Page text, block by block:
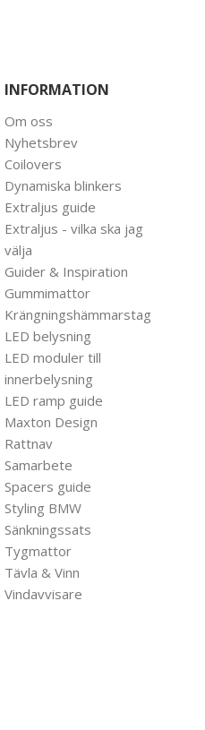
INFORMATION
Om oss
Nyhetsbrev
Coilovers
Dynamiska blinkers
Extraljus guide
Extraljus - vilka ska jag
välja
Guider & Inspiration
Gummimattor
Krängningshämmarstag
LED belysning
LED moduler till
innerbelysning
LED ramp guide
Maxton Design
Rattnav
Samarbete
Spacers guide
Styling BMW
Sänkningssats
Tygmattor
Tävla & Vinn
Vindavvisare